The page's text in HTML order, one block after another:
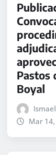
Pastos
Boyal
Mar